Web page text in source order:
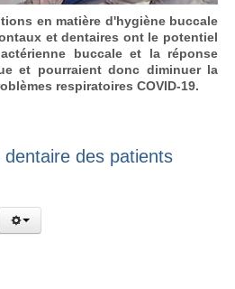
en matière d'hygiène buccale
et dentaires ont le potentiel
buccale et la réponse
et pourraient donc diminuer la
respiratoires COVID-19.
des patients